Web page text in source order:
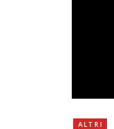
ALTRI